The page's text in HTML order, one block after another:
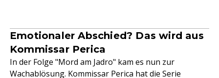
Emotionaler Abschied? Das wird aus
Kommissar Perica
In der Folge "Mord am Jadro" kam es nun zur
Wachablösung. Kommissar Perica hat die Serie